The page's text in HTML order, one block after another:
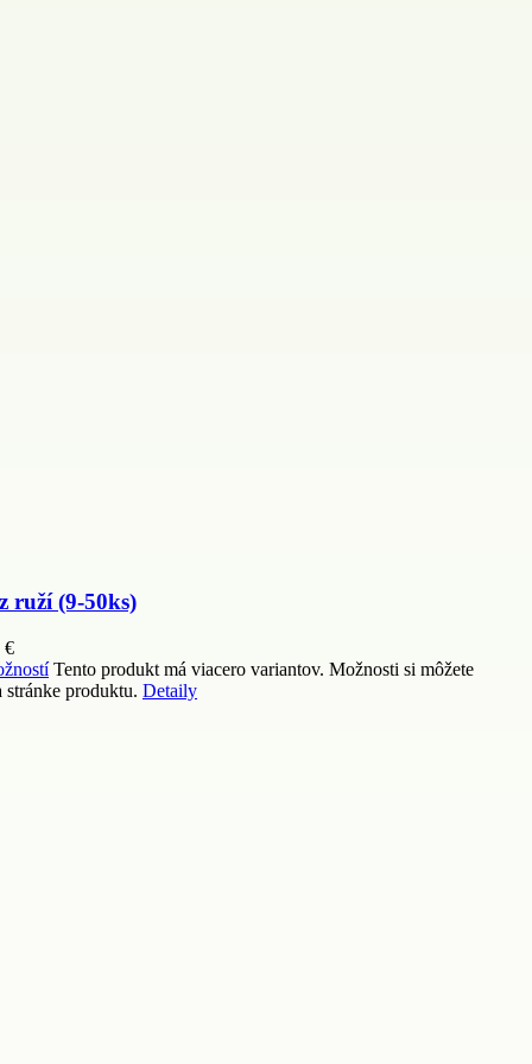
ruží (9-50ks)
€
Tento produkt má viacero variantov. Možnosti si môžete
produktu. Detaily